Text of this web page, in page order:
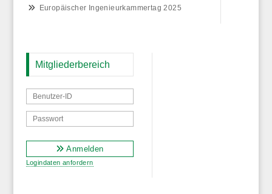
Europäischer Ingenieurkammertag 2025
Mitgliederbereich
Anmelden
Logindaten anfordern